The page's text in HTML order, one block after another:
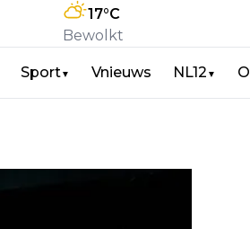
17°C
Bewolkt
Sport▼ Vnieuws NL12 ▼